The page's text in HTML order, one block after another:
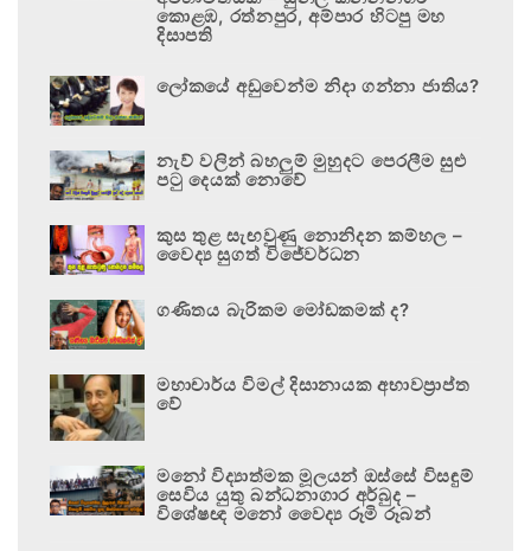
කොළඹ, රත්නපුර, අම්පාර හිටපු මහ
දිසාපති
ලෝකයේ අඩුවෙන්ම නිදා ගන්නා ජාතිය?
නැව් වලින් බහලුම් මුහුදට පෙරලීම සුළු
පටු දෙයක් නොවේ
කුස තුළ සැඟවුණු නොනිදන කම්හල –
වෛද්‍ය සුගත් විජේවර්ධන
ගණිතය බැරිකම මෝඩකමක් ද?
මහාචාර්ය විමල් දිසානායක අභාවප්‍රාප්ත
වේ
මනෝ විද්‍යාත්මක මූලයන් ඔස්සේ විසඳුම්
සෙවිය යුතු බන්ධනාගාර අර්බුද –
විශේෂඥ මනෝ වෛද්‍ය රූමි රූබන්